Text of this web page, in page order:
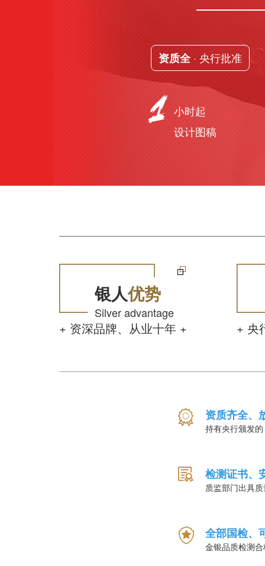
资质全· 央行批准
小时起
设计图稿
银人优势
Silver advantage
+ 资深品牌、从业十年 + + 央
资质齐全、
持有央行颁发
检测证书、
质监部门出具
全部国检、
金银品质检测